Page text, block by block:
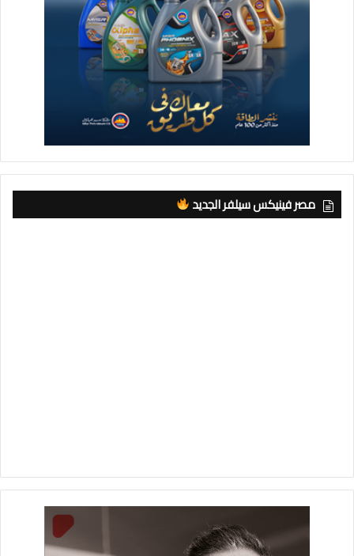
مصر فينيكس سيلفر الجديد